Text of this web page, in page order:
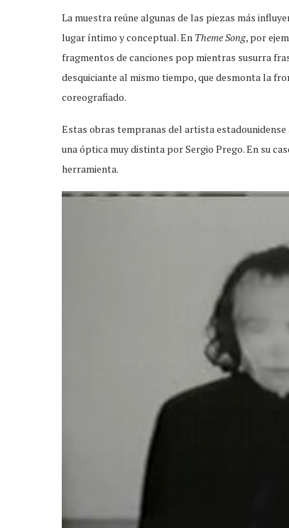
La muestra reúne algunas de las piezas más
lugar íntimo y conceptual. En Theme Song, por
fragmentos de canciones pop mientras susurra
desquiciante al mismo tiempo, que desmonta la
coreografiado.
Estas obras tempranas del artista estadounidense
una óptica muy distinta por Sergio Prego. En su
herramienta.